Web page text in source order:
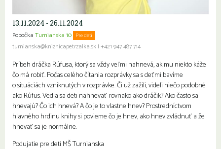
13.11.2024 - 26.11.2024
Pobočka Turnianska 10 Pre deti
turnianska@kniznicapetrzalka.sk | +421 947 487 714
Príbeh dráčka Rúfusa, ktorý sa vždy veľmi nahnevá, ak mu niekto káže
čo má robiť. Počas celého čítania rozprávky sa s deťmi bavíme
o situáciách vzniknutých v rozprávke. Či už zažili, videli niečo podobné
ako Rúfus. Vedia sa deti nahnevať rovnako ako dráčik? Ako často sa
hnevajú? Čo ich hnevá? A čo je to vlastne hnev? Prostredníctvom
hlavného hrdinu knihy si povieme čo je hnev, ako hnev zvládnuť a že
hnevať sa je normálne.
Podujatie pre deti MŠ Turnianska